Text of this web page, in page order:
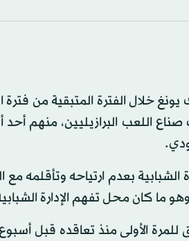
خلال الفترة المتبقية من فترة
اللعب البرازيليين، منهم
الشبابية بعدم ارتياحه وتأقلمه
ما كان محل تفهم الإدارة
الأولى منذ تعاقده قبل أسبوع